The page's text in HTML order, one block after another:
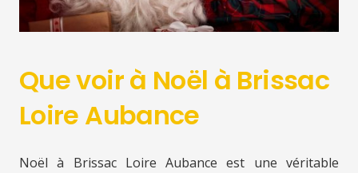
Que voir à Noël à Brissac
Loire Aubance
Noël à Brissac Loire Aubance est une véritable